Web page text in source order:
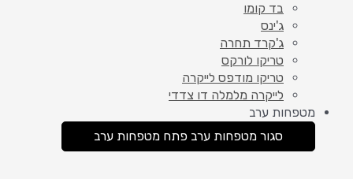
בד קומו
ג'ינס
ג'קרד תחרה
טריקו לורקס
טריקו מודפס לייקרה
לייקרה מלמלה דו צדדי
מטפחות ערב
סגור מטפחות ערב פתח מטפחות ערב